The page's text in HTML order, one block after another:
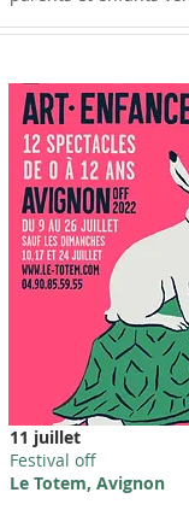
11 juillet
Festival off
Le Totem, Avignon